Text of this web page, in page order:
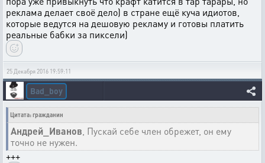
реклама делает своё дело) в стране ещё куча идиотов,
которые ведутся на дешовую рекламу и готовы платить
реальные бабки за пиксели)
25 Декабря 2016 19:59:11
Bad_boy
Цитата: гражданин
Андрей_Иванов , Пускай себе член обрежет, он ему
точно не нужен.
+++